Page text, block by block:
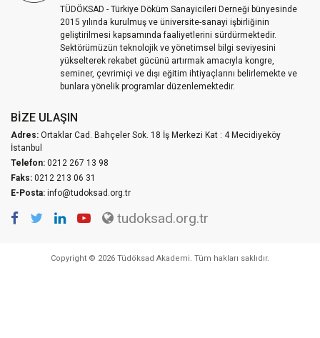
TÜDÖKSAD - Türkiye Döküm Sanayicileri Derneği bünyesinde
2015 yılında kurulmuş ve üniversite-sanayi işbirliğinin
geliştirilmesi kapsamında faaliyetlerini sürdürmektedir.
Sektörümüzün teknolojik ve yönetimsel bilgi seviyesini
yükselterek rekabet gücünü artırmak amacıyla kongre,
seminer, çevrimiçi ve dışı eğitim ihtiyaçlarını belirlemekte ve
bunlara yönelik programlar düzenlemektedir.
BIZE ULAŞIN
Adres: Ortaklar Cad. Bahçeler Sok. 18 İş Merkezi Kat : 4 Mecidiyeköy
İstanbul
Telefon: 0212 267 13 98
Faks: 0212 213 06 31
E-Posta: info@tudoksad.org.tr
tudoksad.org.tr
Copyright © 2026 Tüdöksad Akademi. Tüm hakları saklıdır.